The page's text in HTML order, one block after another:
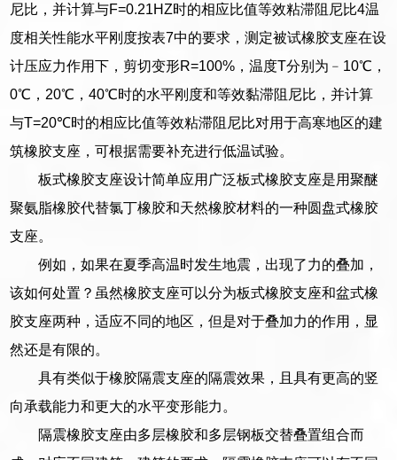
尼比，并计算与F=0.21HZ时的相应比值等效粘滞阻尼比4温
度相关性能水平刚度按表7中的要求，测定被试橡胶支座在设
计压应力作用下，剪切变形R=100%，温度T分别为﹣10℃，
0℃，20℃，40℃时的水平刚度和等效黏滞阻尼比，并计算
与T=20℃时的相应比值等效粘滞阻尼比对用于高寒地区的建
筑橡胶支座，可根据需要补充进行低温试验。
板式橡胶支座设计简单应用广泛板式橡胶支座是用聚醚
聚氨脂橡胶代替氯丁橡胶和天然橡胶材料的一种圆盘式橡胶
支座。
例如，如果在夏季高温时发生地震，出现了力的叠加，
该如何处置？虽然橡胶支座可以分为板式橡胶支座和盆式橡
胶支座两种，适应不同的地区，但是对于叠加力的作用，显
然还是有限的。
具有类似于橡胶隔震支座的隔震效果，且具有更高的竖
向承载能力和更大的水平变形能力。
隔震橡胶支座由多层橡胶和多层钢板交替叠置组合而